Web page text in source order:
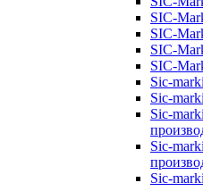
SIC-
SIC-
SIC-
SIC-
Sic-
Sic-
Sic-
Sic-
Sic-